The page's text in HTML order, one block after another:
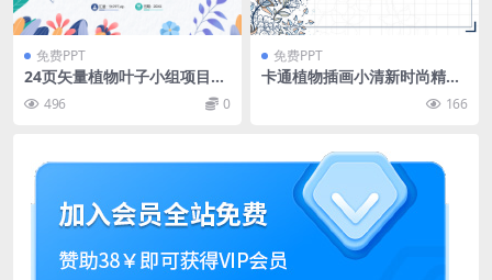
免费PPT
24页矢量植物叶子小组项目汇
报PPT模板
496 0
免费PPT
卡通植物插画小清新时尚精美
学术答辩教育学术报告培训通166